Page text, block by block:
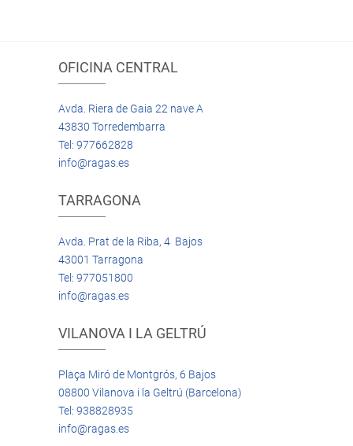
OFICINA CENTRAL
Avda. Riera de Gaia 22 nave A
43830 Torredembarra
Tel: 977662828
info@ragas.es
TARRAGONA
Avda. Prat de la Riba, 4 Bajos
43001 Tarragona
Tel: 977051800
info@ragas.es
VILANOVA I LA GELTRÚ
Plaça Miró de Montgrós, 6 Bajos
08800 Vilanova i la Geltrú (Barcelona)
Tel: 938828935
info@ragas.es